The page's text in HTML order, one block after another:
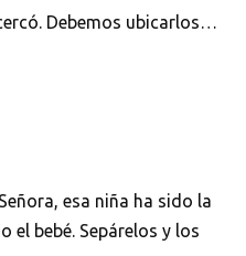
Debemos ubicarlos…
esa niña ha sido la
el bebé. Sepárelos y los